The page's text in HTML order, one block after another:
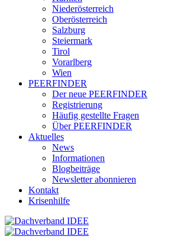
Niederösterreich
Oberösterreich
Salzburg
Steiermark
Tirol
Vorarlberg
Wien
PEERFINDER
Der neue PEERFINDER
Registrierung
Häufig gestellte Fragen
Über PEERFINDER
Aktuelles
News
Informationen
Blogbeiträge
Newsletter abonnieren
Kontakt
Krisenhilfe